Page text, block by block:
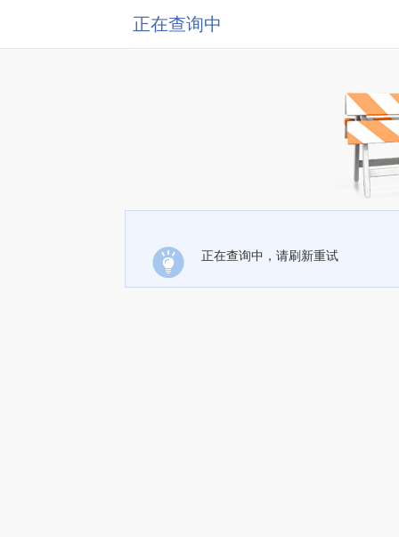
正在查询中
正在查询中，请刷新重试